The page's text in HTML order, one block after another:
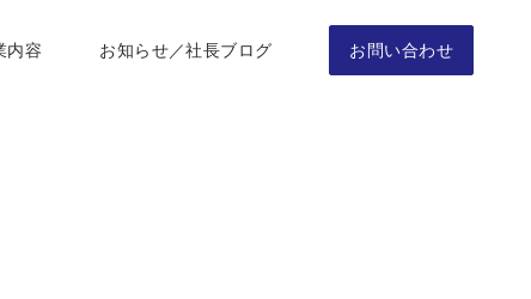
内容 お知らせ／社長ブログ お問い合わせ